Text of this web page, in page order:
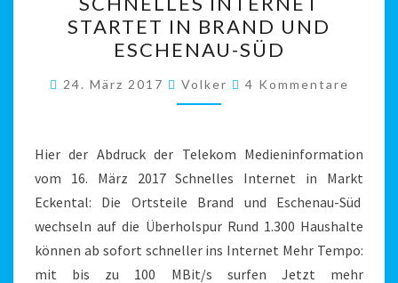
INTERNET
STARTET
IN
BRAND
UND
SÜD
STARTET IN BRAND UND
ESCHENAU-SÜD
24. März 2017 Volker Kommentare
4 Kommentare
Hier der Abdruck der Telekom Medieninformation
vom 16. März 2017 Schnelles Internet in Markt
Eckental: Die Ortsteile Brand und Eschenau-Süd
wechseln auf die Überholspur Rund 1.300 Haushalte
können ab sofort schneller ins Internet Mehr Tempo:
mit bis zu 100 MBit/s surfen Jetzt mehr